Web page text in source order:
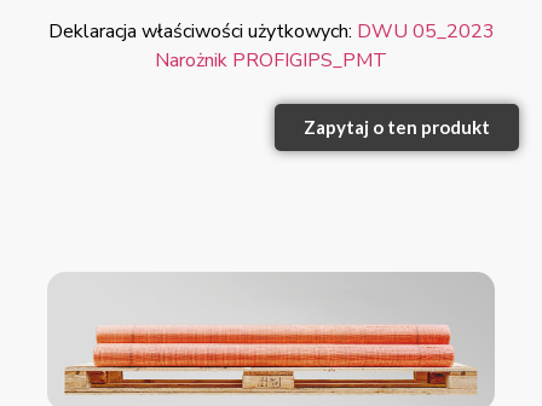
Deklaracja właściwości użytkowych: DWU 05_2023
Narożnik PROFIGIPS_PMT
Zapytaj o ten produkt